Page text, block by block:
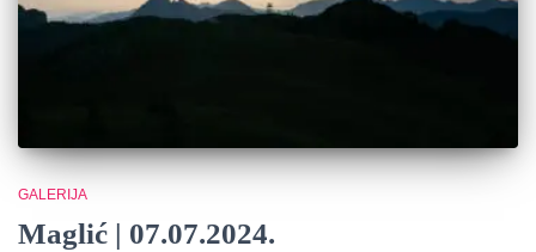
GALERIJA
Maglić | 07.07.2024.